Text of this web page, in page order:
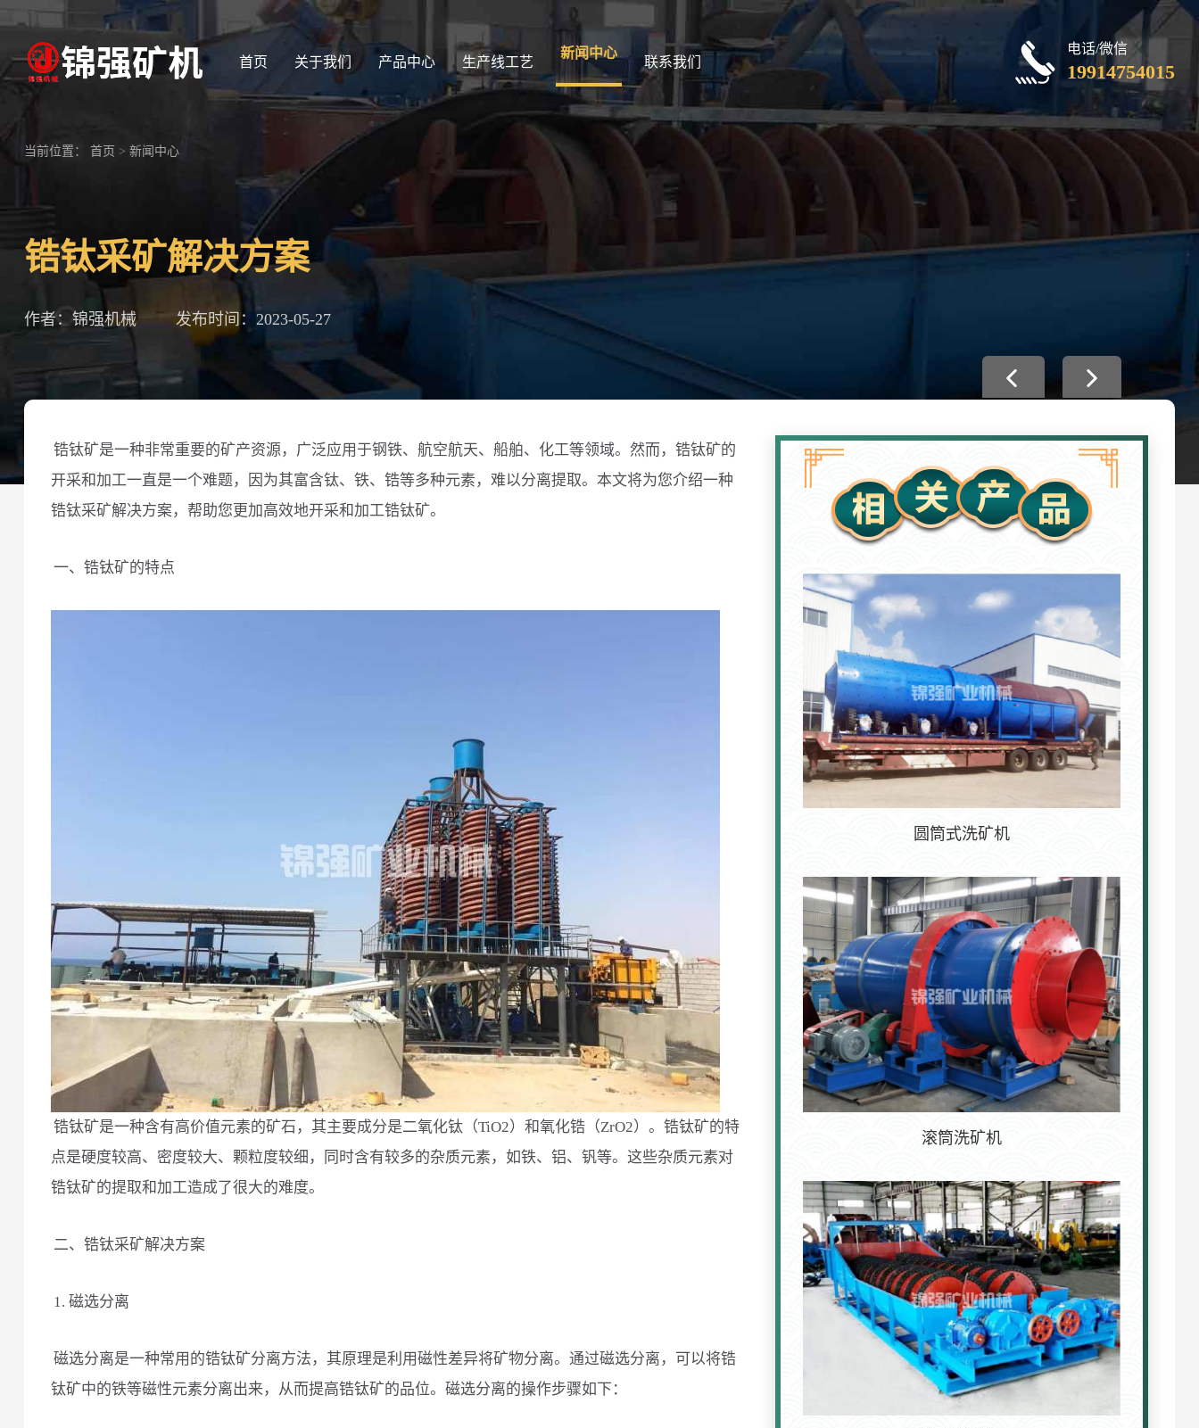
首页 关于我们 产品中心 生产线工艺
新闻中心
联系我们
电话/微信
19914754015
当前位置： 首页 > 新闻中心
锆钛采矿解决方案
作者：锦强机械 发布时间：2023-05-27
锆钛矿是一种非常重要的矿产资源，广泛应用于钢铁、航空航天、船舶、化工等领域。然而，锆钛矿的
开采和加工一直是一个难题，因为其富含钛、铁、锆等多种元素，难以分离提取。本文将为您介绍一种
锆钛采矿解决方案，帮助您更加高效地开采和加工锆钛矿。
一、锆钛矿的特点
锆钛矿是一种含有高价值元素的矿石，其主要成分是二氧化钛（TiO2）和氧化锆（ZrO2）。锆钛矿的特
点是硬度较高、密度较大、颗粒度较细，同时含有较多的杂质元素，如铁、铝、钒等。这些杂质元素对
锆钛矿的提取和加工造成了很大的难度。
二、锆钛采矿解决方案
1. 磁选分离
磁选分离是一种常用的锆钛矿分离方法，其原理是利用磁性差异将矿物分离。通过磁选分离，可以将锆
钛矿中的铁等磁性元素分离出来，从而提高锆钛矿的品位。磁选分离的操作步骤如下：
圆筒式洗矿机
滚筒洗矿机